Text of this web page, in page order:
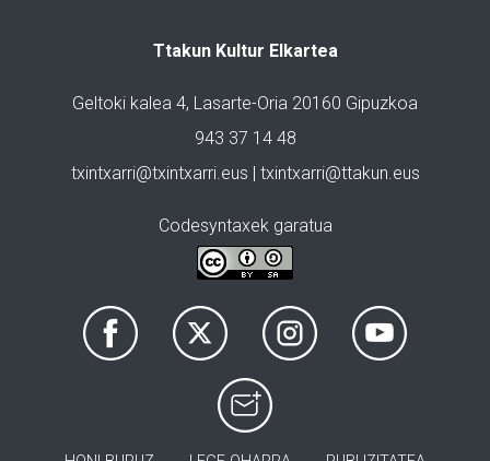
Ttakun Kultur Elkartea
Geltoki kalea 4, Lasarte-Oria 20160 Gipuzkoa
943 37 14 48
txintxarri@txintxarri.eus | txintxarri@ttakun.eus
Codesyntaxek garatua